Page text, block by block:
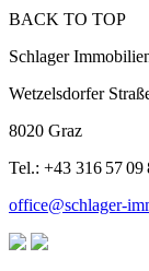
BACK TO TOP
Schlager
Wetzelsdorfer
8020 Graz
Tel.: +43 316 57 09
office@schlager-